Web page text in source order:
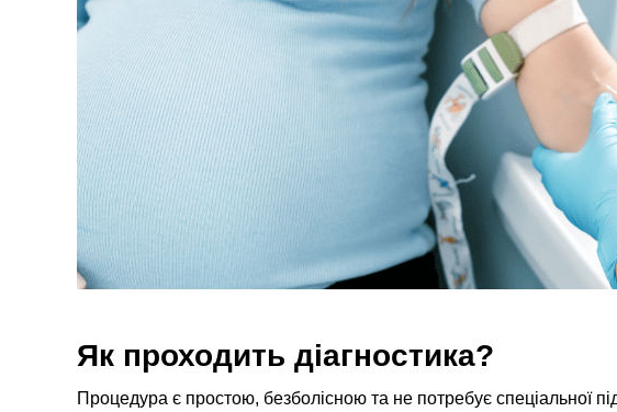
Як проходить діагностика?
Процедура є простою, безболісною та не потребує спеціальної